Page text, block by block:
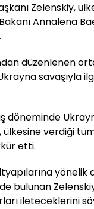
Zelenskiy,
Annalena
düzenlenen
savaşıyla
döneminde
verdiği
etti.
bulunan
ileteceklerini